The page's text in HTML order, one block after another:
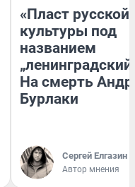
«Пласт русской
культуры под
названием
На смерть
Бурлаки
Сергей Елгазин
Автор мнения